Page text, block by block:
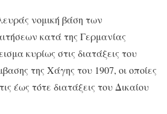
νομική βάση των
κατά της Γερμανίας
κυρίως στις διατάξεις του
της Χάγης του 1907, οι οποίες
έως τότε διατάξεις του Δικαίου